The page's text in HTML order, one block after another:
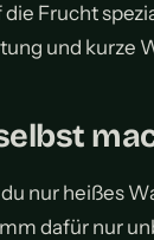
Frucht
und kurze
nur heißes
dafür nur